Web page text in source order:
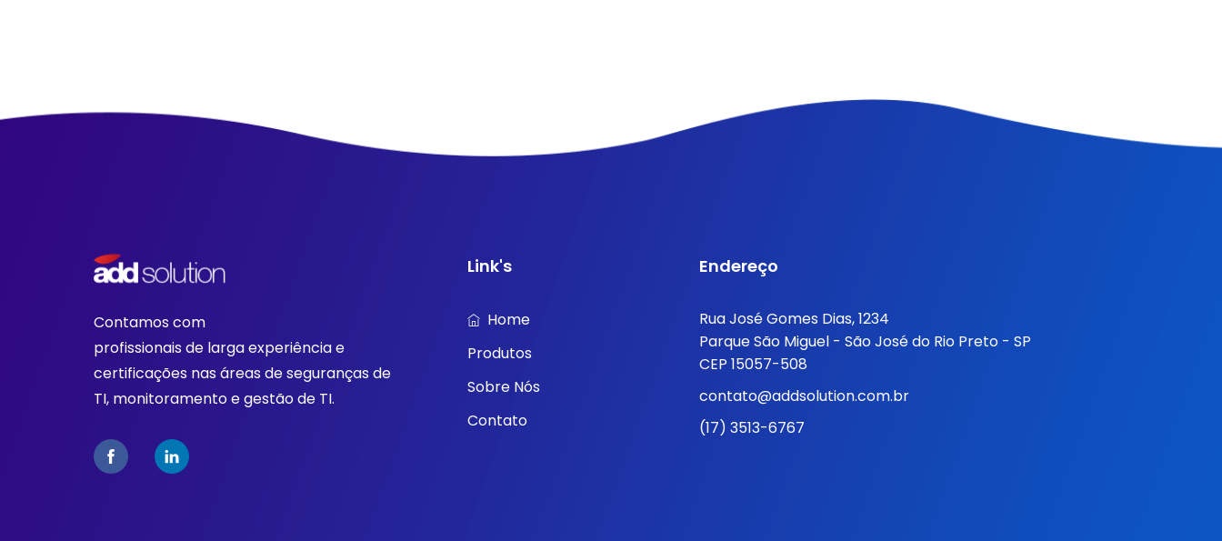
Contamos com
profissionais de larga experiência e
certificações nas áreas de seguranças de
TI, monitoramento e gestão de TI.
Link's
Home
Produtos
Sobre Nós
Contato
Endereço
Rua José Gomes Dias, 1234
Parque São Miguel - São José do Rio Preto - SP
CEP 15057-508
contato@addsolution.com.br
(17) 3513-6767